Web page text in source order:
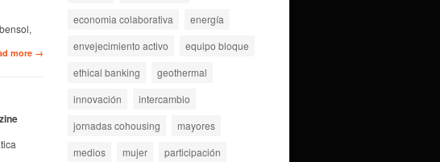
more →
economia colaborativa
energía
envejecimiento activo
equipo bloque
ethical banking
geothermal
innovación
intercambio
jornadas cohousing
mayores
medios
mujer
participación